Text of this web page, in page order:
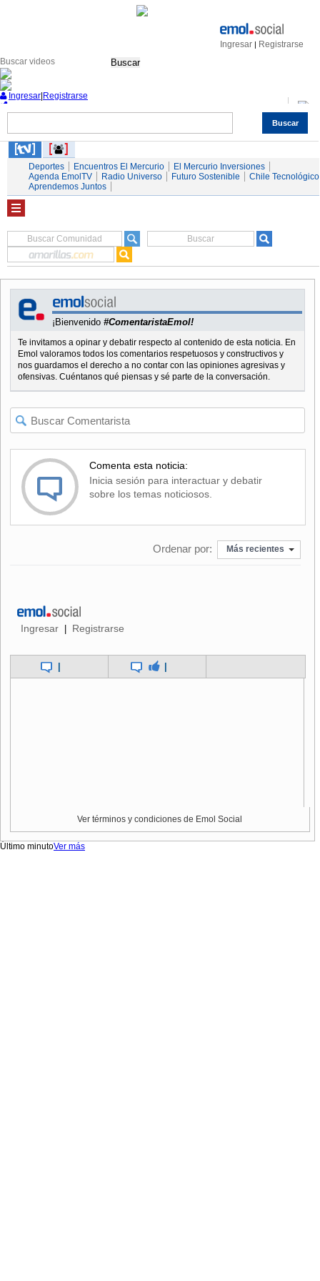
Ingresar | Registrarse
Buscar
Buscar
Ingresar Registrarse
Servicios
Deportes Encuentros El Mercurio
El Mercurio Inversiones
Agenda EmolTV
Radio Universo Futuro Sostenible
Chile Tecnológico
Aprendemos Juntos
¡Bienvenido #ComentaristaEmol!
Te invitamos a opinar y debatir respecto al contenido de esta noticia. En
Emol valoramos todos los comentarios respetuosos y constructivos y
nos guardamos el derecho a no contar con las opiniones agresivas y
ofensivas. Cuéntanos qué piensas y sé parte de la conversación.
Comenta esta noticia:
Inicia sesión para interactuar y debatir
sobre los temas noticiosos.
Ordenar por: Más recientes
Ingresar | Registrarse
| |
Ver términos y condiciones de Emol Social
Último minutoVer más